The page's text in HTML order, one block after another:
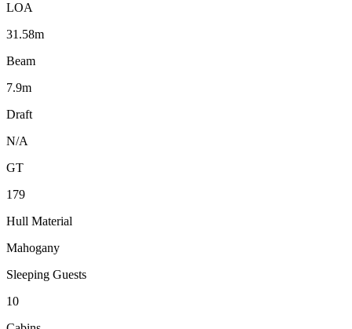
LOA
31.58m
Beam
7.9m
Draft
N/A
GT
179
Hull Material
Mahogany
Sleeping Guests
10